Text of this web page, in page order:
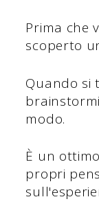
Prima che
scoperto
Quando si
modo.
È un
propri